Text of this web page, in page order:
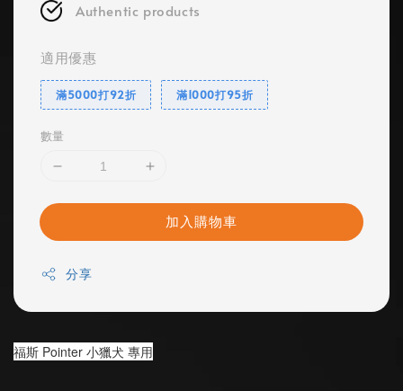
Authentic products
適用優惠
滿5000打92折 滿1000打95折
數量
加入購物車
分享
福斯 Pointer 小獵犬 專用